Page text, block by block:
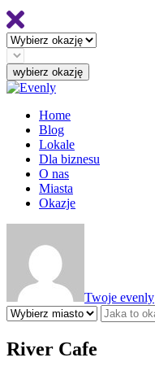
Home
Blog
Lokale
Dla biznesu
O nas
Miasta
Okazje
Twoje evenly
River Cafe